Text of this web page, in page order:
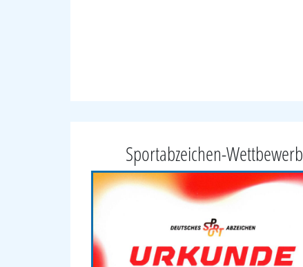
Sportabzeichen-Wettbewerb